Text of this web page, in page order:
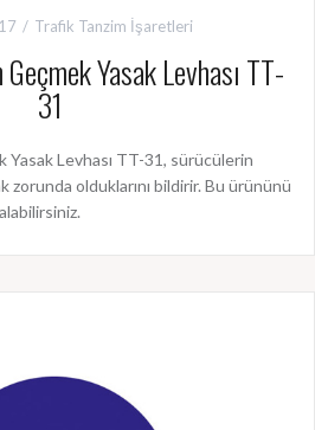
Trafik Tanzim İşaretleri
Yasak Levhası TT-
31
Yasak Levhası TT-31, sürücülerin
zorunda olduklarını bildirir. Bu ürününü